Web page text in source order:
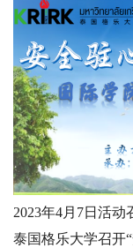
2023年4月7日活动
泰国格乐大学召开